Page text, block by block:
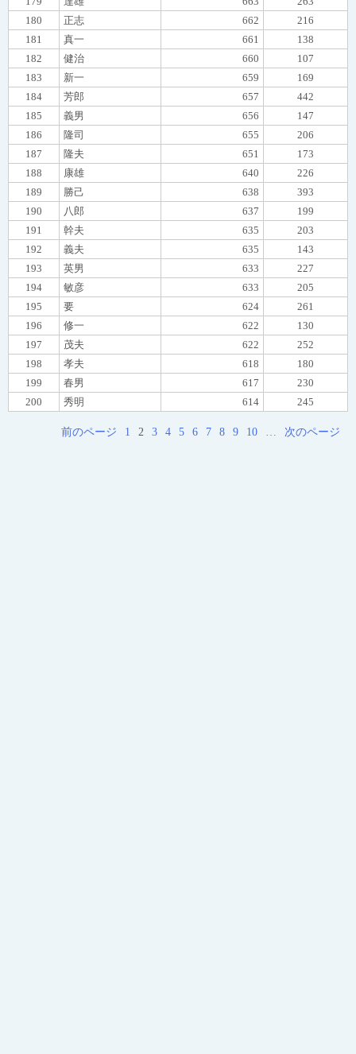
180
正志 662
216
181
真一 661
138
182
健治 660
107
183
新一 659
169
184
芳郎 657
442
185
義男 656
147
186
隆司 655
206
187
隆夫 651
173
188
康雄 640
226
189
勝己 638
393
190
八郎 637
199
191
幹夫 635
203
192
義夫 635
143
193
英男 633
227
194
敏彦 633
205
195
要 624
261
196
修一 622
130
197
茂夫 622
252
198
孝夫 618
180
199
春男 617
230
200
秀明 614 245
前のページ 1 2 3 4 5 6 7 8 9 10 … 次のページ